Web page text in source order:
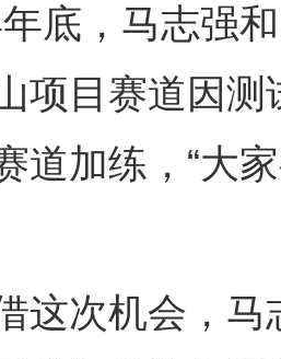
底，马志强
项目赛道因
道加练，“大
次机会，马志